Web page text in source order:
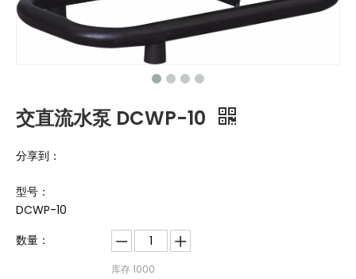
交直流水泵 DCWP-10
分享到：
型号：
DCWP-10
数量：
库存1000